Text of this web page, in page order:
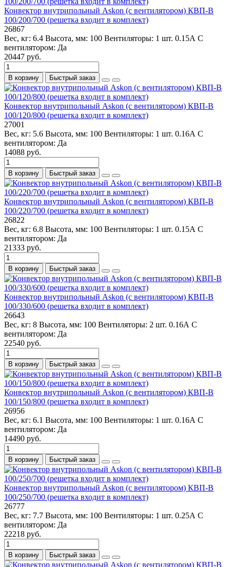
Конвектор внутрипольный Askon (с вентилятором) КВП-В
100/200/700 (решетка входит в комплект)
26867
Вес, кг: 6.4 Высота, мм: 100 Вентиляторы: 1 шт. 0.15А С
вентилятором: Да
20447 руб.
В корзину Быстрый заказ
Конвектор внутрипольный Askon (с вентилятором) КВП-В
100/120/800 (решетка входит в комплект)
27001
Вес, кг: 5.6 Высота, мм: 100 Вентиляторы: 1 шт. 0.16А С
вентилятором: Да
14088 руб.
В корзину Быстрый заказ
Конвектор внутрипольный Askon (с вентилятором) КВП-В
100/220/700 (решетка входит в комплект)
26822
Вес, кг: 6.8 Высота, мм: 100 Вентиляторы: 1 шт. 0.15А С
вентилятором: Да
21333 руб.
В корзину Быстрый заказ
Конвектор внутрипольный Askon (с вентилятором) КВП-В
100/330/600 (решетка входит в комплект)
26643
Вес, кг: 8 Высота, мм: 100 Вентиляторы: 2 шт. 0.16А С
вентилятором: Да
22540 руб.
В корзину Быстрый заказ
Конвектор внутрипольный Askon (с вентилятором) КВП-В
100/150/800 (решетка входит в комплект)
26956
Вес, кг: 6.1 Высота, мм: 100 Вентиляторы: 1 шт. 0.16А С
вентилятором: Да
14490 руб.
В корзину Быстрый заказ
Конвектор внутрипольный Askon (с вентилятором) КВП-В
100/250/700 (решетка входит в комплект)
26777
Вес, кг: 7.7 Высота, мм: 100 Вентиляторы: 1 шт. 0.25А С
вентилятором: Да
22218 руб.
В корзину Быстрый заказ